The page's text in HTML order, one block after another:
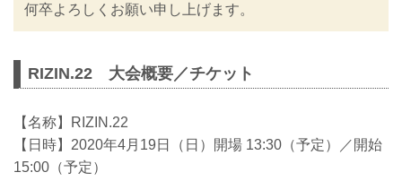
何卒よろしくお願い申し上げます。
RIZIN.22 大会概要／チケット
【名称】RIZIN.22
【日時】2020年4月19日（日）開場 13:30（予定）／開始
15:00（予定）